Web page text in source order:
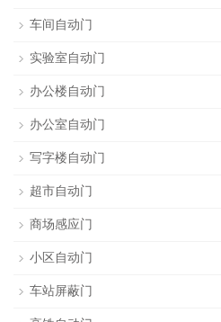
车间自动门
实验室自动门
办公楼自动门
办公室自动门
写字楼自动门
超市自动门
商场感应门
小区自动门
车站屏蔽门